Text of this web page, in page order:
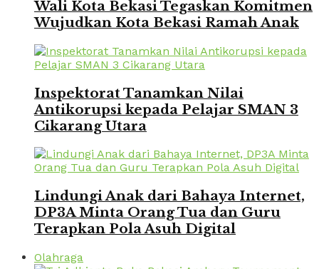
Wali Kota Bekasi Tegaskan Komitmen
Wujudkan Kota Bekasi Ramah Anak
Inspektorat Tanamkan Nilai
Antikorupsi kepada Pelajar SMAN 3
Cikarang Utara
Lindungi Anak dari Bahaya Internet,
DP3A Minta Orang Tua dan Guru
Terapkan Pola Asuh Digital
Olahraga